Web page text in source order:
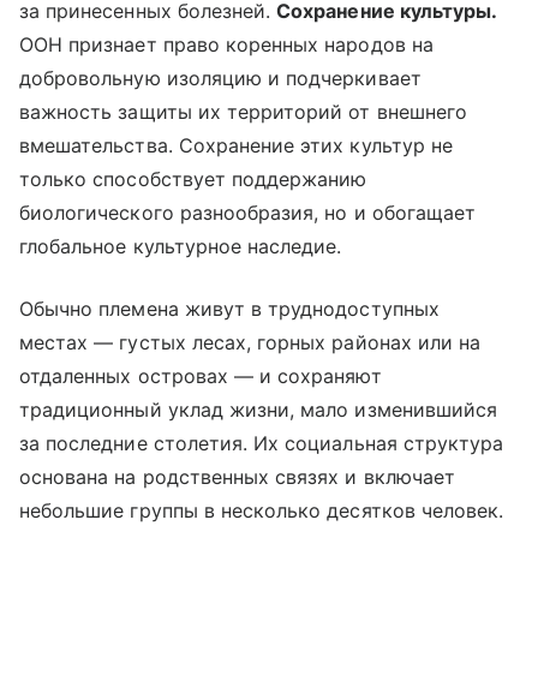
за принесенных болезней.Сохранение культуры.
ООН признает право коренных народов на
добровольную изоляцию и подчеркивает
важность защиты их территорий от внешнего
вмешательства. Сохранение этих культур не
только способствует поддержанию
биологического разнообразия, но и обогащает
глобальное культурное наследие.
Обычно племена живут в труднодоступных
местах — густых лесах, горных районах или на
отдаленных островах — и сохраняют
традиционный уклад жизни, мало изменившийся
за последние столетия. Их социальная структура
основана на родственных связях и включает
небольшие группы в несколько десятков человек.